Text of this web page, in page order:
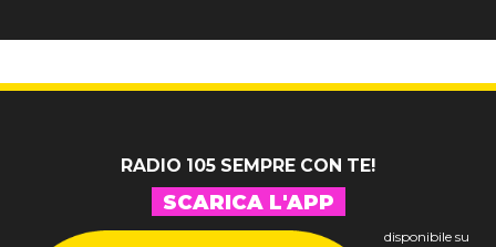
RADIO 105 SEMPRE CON TE!
SCARICA L'APP
disponibile su